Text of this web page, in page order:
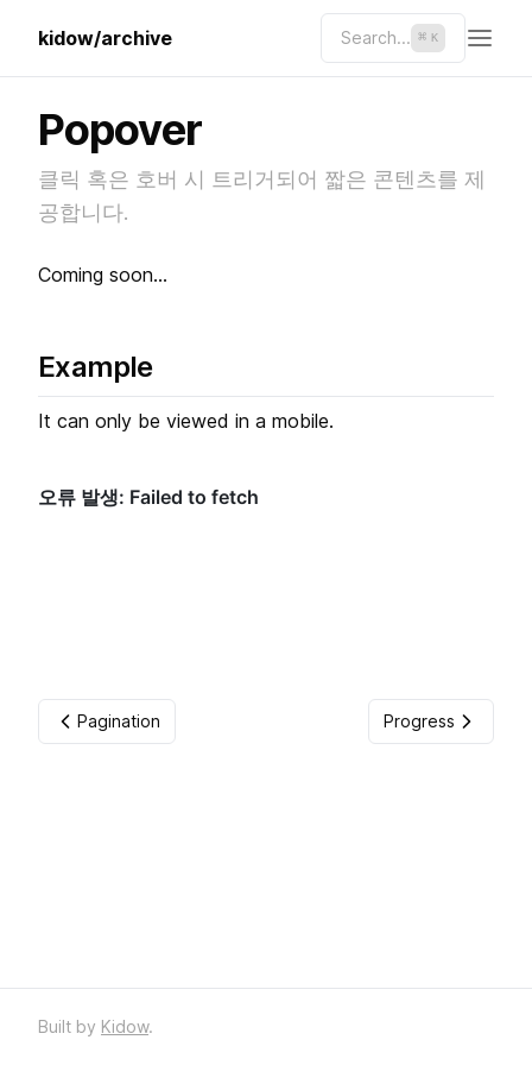
kidow/archive Search... ⌘ K
Popover
클릭 혹은 호버 시 트리거되어 짧은 콘텐츠를 제
공합니다.
Coming soon...
Example
It can only be viewed in a mobile.
Pagination Progress
Built by Kidow.